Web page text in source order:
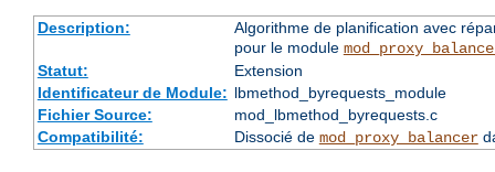
Description:
Algorithme de planification avec
pour le module
Statut:
Extension
Identificateur de Module: lbmethod_byrequests_module
Fichier Source:
mod_lbmethod_byrequests.c
Compatibilité:
Dissocié de mod_proxy_balancer